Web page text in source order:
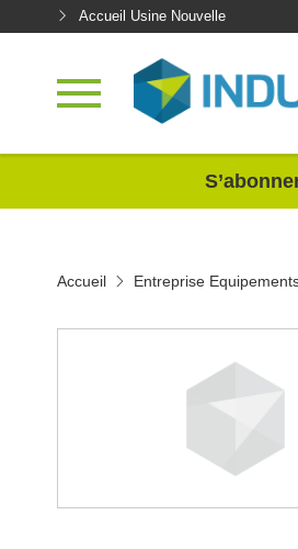
Accueil Usine Nouvelle
Accueil Entreprise